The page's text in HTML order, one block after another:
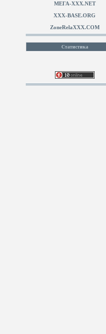
МЕГА-ХХХ.NET
XXX-BASE.ORG
ZoneRelaXXX.COM
Статистика